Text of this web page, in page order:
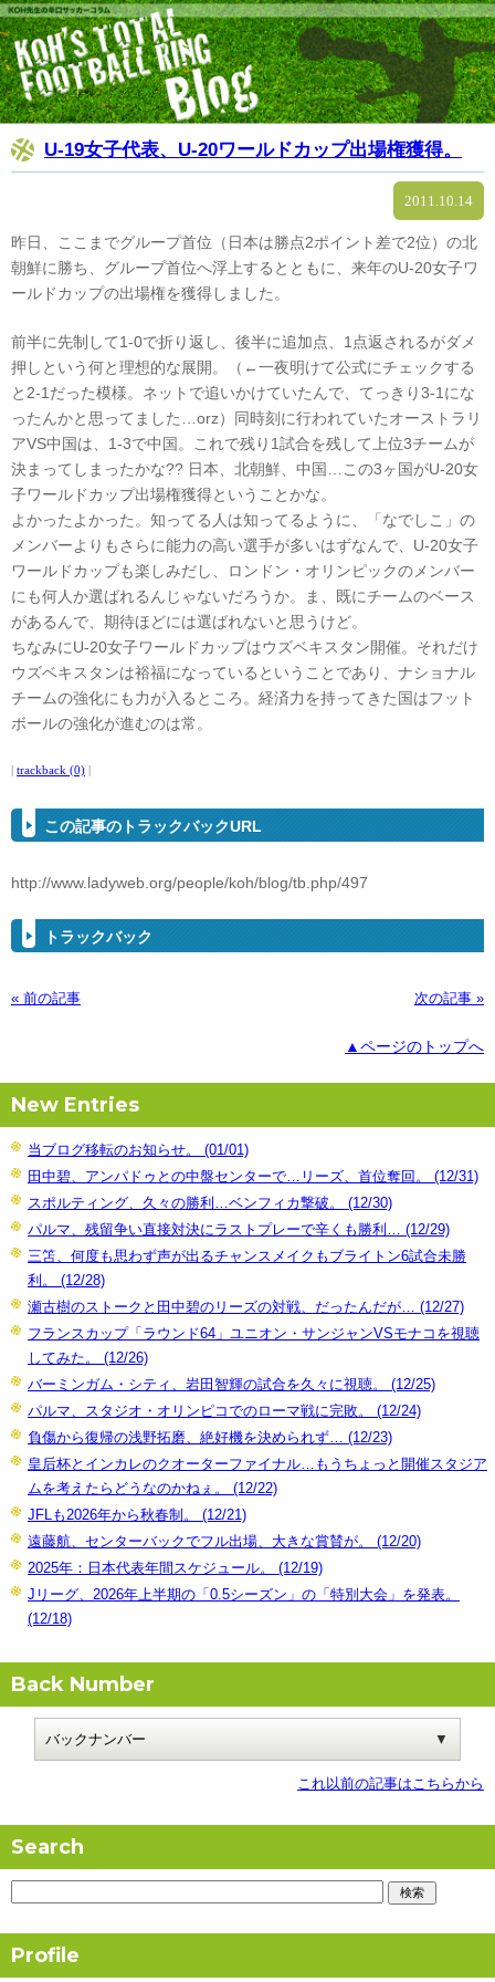
U-19女子代表、U-20ワールドカップ出場権獲得。
2011.10.14
昨日、ここまでグループ首位（日本は勝点2ポイント差で2位）の北
朝鮮に勝ち、グループ首位へ浮上するとともに、来年のU-20女子ワ
ールドカップの出場権を獲得しました。
前半に先制して1-0で折り返し、後半に追加点、1点返されるがダメ
押しという何と理想的な展開。（←一夜明けて公式にチェックする
と2-1だった模様。ネットで追いかけていたんで、てっきり3-1にな
ったんかと思ってました…orz）同時刻に行われていたオーストラリ
アVS中国は、1-3で中国。これで残り1試合を残して上位3チームが
決まってしまったかな?? 日本、北朝鮮、中国…この3ヶ国がU-20女
子ワールドカップ出場権獲得ということかな。
よかったよかった。知ってる人は知ってるように、「なでしこ」の
メンバーよりもさらに能力の高い選手が多いはずなんで、U-20女子
ワールドカップも楽しみだし、ロンドン・オリンピックのメンバー
にも何人か選ばれるんじゃないだろうか。ま、既にチームのベース
があるんで、期待ほどには選ばれないと思うけど。
ちなみにU-20女子ワールドカップはウズベキスタン開催。それだけ
ウズベキスタンは裕福になっているということであり、ナショナル
チームの強化にも力が入るところ。経済力を持ってきた国はフット
ボールの強化が進むのは常。
| trackback (0) |
この記事のトラックバックURL
http://www.ladyweb.org/people/koh/blog/tb.php/497
トラックバック
« 前の記事 次の記事 »
▲ページのトップへ
New Entries
当ブログ移転のお知らせ。 (01/01)
田中碧、アンパドゥとの中盤センターで…リーズ、首位奪回。 (12/31)
スポルティング、久々の勝利…ベンフィカ撃破。 (12/30)
パルマ、残留争い直接対決にラストプレーで辛くも勝利… (12/29)
三笘、何度も思わず声が出るチャンスメイクもブライトン6試合未勝
利。 (12/28)
瀬古樹のストークと田中碧のリーズの対戦、だったんだが… (12/27)
フランスカップ「ラウンド64」ユニオン・サンジャンVSモナコを視聴
してみた。 (12/26)
バーミンガム・シティ、岩田智輝の試合を久々に視聴。 (12/25)
パルマ、スタジオ・オリンピコでのローマ戦に完敗。 (12/24)
負傷から復帰の浅野拓磨、絶好機を決められず… (12/23)
皇后杯とインカレのクオーターファイナル…もうちょっと開催スタジア
ムを考えたらどうなのかねぇ。 (12/22)
JFLも2026年から秋春制。 (12/21)
遠藤航、センターバックでフル出場、大きな賞賛が。 (12/20)
2025年：日本代表年間スケジュール。 (12/19)
Jリーグ、2026年上半期の「0.5シーズン」の「特別大会」を発表。
(12/18)
Back Number
これ以前の記事はこちらから
Search
Profile